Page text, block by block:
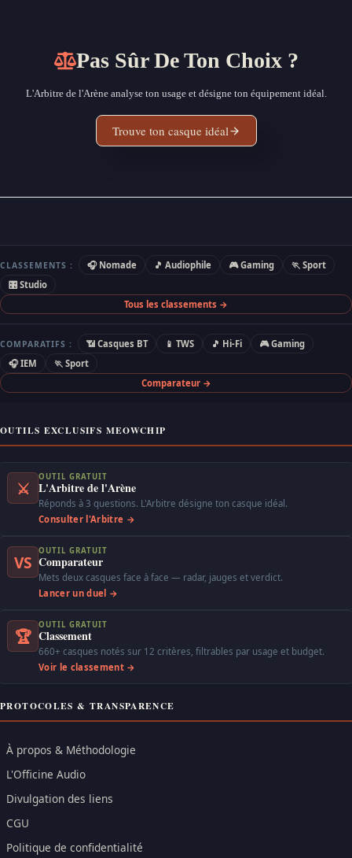
Pas Sûr De Ton Choix ?
L'Arbitre de l'Arène analyse ton usage et désigne ton équipement idéal.
Trouve ton casque idéal
CLASSEMENTS : 🎧 Nomade 🎵 Audiophile 🎮 Gaming
🏃 Sport
🎛 Studio
Tous les classements →
COMPARATIFS : 📶 Casques BT 📱 TWS 🎵 Hi-Fi
🎮 Gaming
🎧 IEM
🏃 Sport
Comparateur →
OUTILS EXCLUSIFS MEOWCHIP
⚔
OUTIL GRATUIT
L'Arbitre de l'Arène
Réponds à 3 questions. L'Arbitre désigne ton casque idéal.
Consulter l'Arbitre →
VS
OUTIL GRATUIT
Comparateur
Mets deux casques face à face — radar, jauges et verdict.
Lancer un duel →
🏆
OUTIL GRATUIT
Classement
660+ casques notés sur 12 critères, filtrables par usage et budget.
Voir le classement →
PROTOCOLES & TRANSPARENCE
À propos & Méthodologie
L'Officine Audio
Divulgation des liens
CGU
Politique de confidentialité